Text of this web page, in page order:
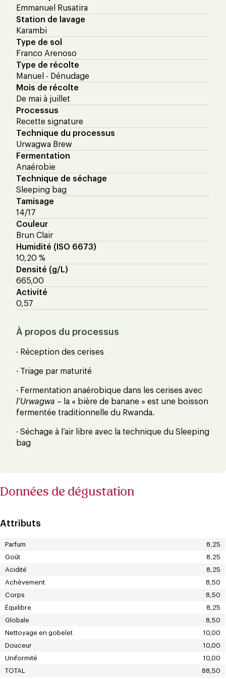
Emmanuel Rusatira
Station de lavage
Karambi
Type de sol
Franco Arenoso
Type de récolte
Manuel - Dénudage
Mois de récolte
De mai à juillet
Processus
Recette signature
Technique du processus
Urwagwa Brew
Fermentation
Anaérobie
Technique de séchage
Sleeping bag
Tamisage
14/17
Couleur
Brun Clair
Humidité (ISO 6673)
10,20 %
Densité (g/L)
665,00
Activité
0,57
À propos du processus
· Réception des cerises
· Triage par maturité
· Fermentation anaérobique dans les cerises avec
l’Urwagwa – la « bière de banane » est une boisson
fermentée traditionnelle du Rwanda.
· Séchage à l’air libre avec la technique du Sleeping
bag
Données de dégustation
Attributs
Parfum
8,25
Goût
8,25
Acidité
8,25
Achèvement
8,50
Corps
8,50
Équilibre
8,25
Globale
8,50
Nettoyage en gobelet
10,00
Douceur
10,00
Uniformité
10,00
TOTAL
88,50